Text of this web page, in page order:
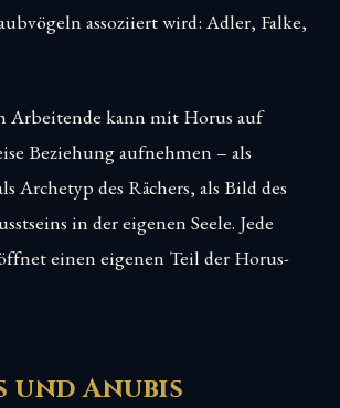
assoziiert wird: Adler, Falke,
Arbeitende kann mit Horus auf
Beziehung aufnehmen – als
Archetyp des Rächers, als Bild des
in der eigenen Seele. Jede
einen eigenen Teil der Horus-
und Anubis